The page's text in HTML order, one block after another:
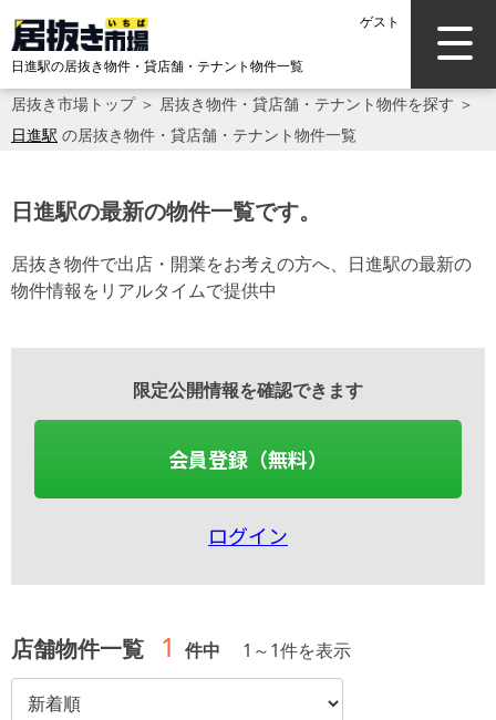
ゲスト
日進駅の居抜き物件・貸店舗・テナント物件一覧
居抜き市場トップ＞ 居抜き物件・貸店舗・テナント物件を探す ＞
日進駅 の居抜き物件・貸店舗・テナント物件一覧
日進駅の最新の物件一覧です。
居抜き物件で出店・開業をお考えの方へ、日進駅の最新の
物件情報をリアルタイムで提供中
限定公開情報を確認できます
会員登録（無料）
ログイン
店舗物件一覧 1 件中 1 ～1件を表示